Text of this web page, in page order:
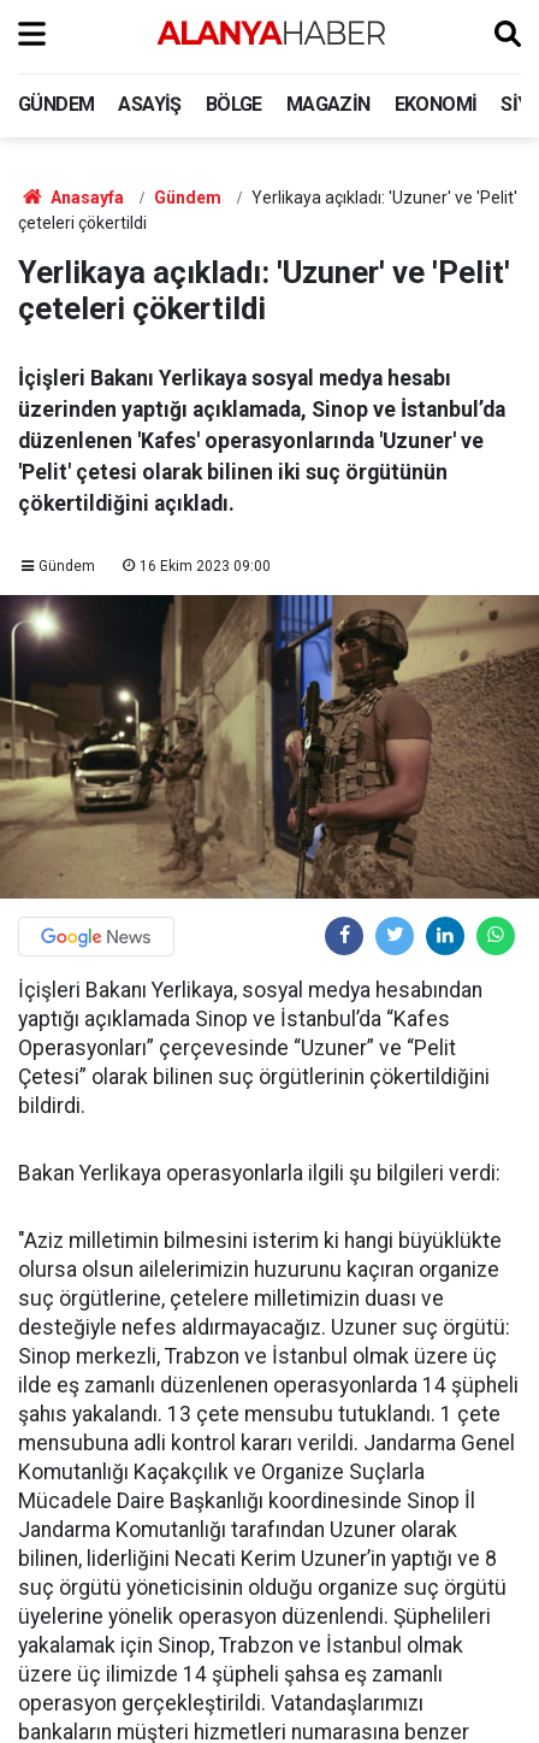
GÜNDEM ASAYIŞ BÖLGE MAGAZIN EKONOMI
Anasayfa Gündem
Yerlikaya açıkladı: 'Uzuner' ve 'Pelit'
çeteleri çökertildi
Yerlikaya açıkladı: 'Uzuner' ve 'Pelit'
çeteleri çökertildi
İçişleri Bakanı Yerlikaya sosyal medya hesabı
üzerinden yaptığı açıklamada, Sinop ve İstanbul’da
düzenlenen 'Kafes' operasyonlarında 'Uzuner' ve
'Pelit' çetesi olarak bilinen iki suç örgütünün
çökertildiğini açıkladı.
Gündem 16 Ekim 2023 09:00
İçişleri Bakanı Yerlikaya, sosyal medya hesabından
yaptığı açıklamada Sinop ve İstanbul’da “Kafes
Operasyonları” çerçevesinde “Uzuner” ve “Pelit
Çetesi” olarak bilinen suç örgütlerinin çökertildiğini
bildirdi.
Bakan Yerlikaya operasyonlarla ilgili şu bilgileri verdi:
"Aziz milletimin bilmesini isterim ki hangi büyüklükte
olursa olsun ailelerimizin huzurunu kaçıran organize
suç örgütlerine, çetelere milletimizin duası ve
desteğiyle nefes aldırmayacağız. Uzuner suç örgütü:
Sinop merkezli, Trabzon ve İstanbul olmak üzere üç
ilde eş zamanlı düzenlenen operasyonlarda 14 şüpheli
şahıs yakalandı. 13 çete mensubu tutuklandı. 1 çete
mensubuna adli kontrol kararı verildi. Jandarma Genel
Komutanlığı Kaçakçılık ve Organize Suçlarla
Mücadele Daire Başkanlığı koordinesinde Sinop İl
Jandarma Komutanlığı tarafından Uzuner olarak
bilinen, liderliğini Necati Kerim Uzuner’in yaptığı ve 8
suç örgütü yöneticisinin olduğu organize suç örgütü
üyelerine yönelik operasyon düzenlendi. Şüphelileri
yakalamak için Sinop, Trabzon ve İstanbul olmak
üzere üç ilimizde 14 şüpheli şahsa eş zamanlı
operasyon gerçekleştirildi. Vatandaşlarımızı
bankaların müşteri hizmetleri numarasına benzer